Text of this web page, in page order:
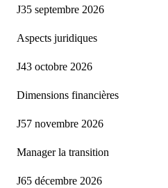
J35 septembre 2026
Aspects juridiques
J43 octobre 2026
Dimensions financières
J57 novembre 2026
Manager la transition
J65 décembre 2026